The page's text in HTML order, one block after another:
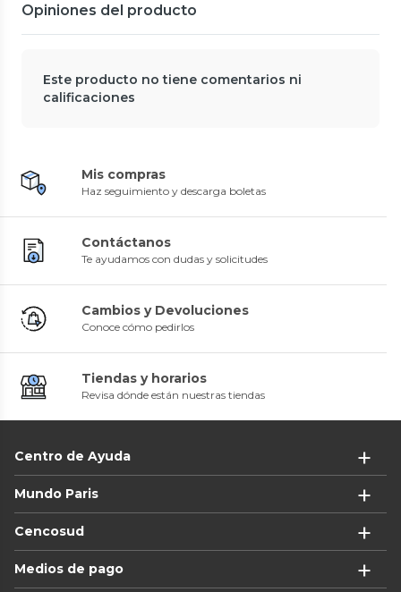
Opiniones del producto
Este producto no tiene comentarios ni
calificaciones
Mis compras
Haz seguimiento y descarga boletas
Contáctanos
Te ayudamos con dudas y solicitudes
Cambios y Devoluciones
Conoce cómo pedirlos
Tiendas y horarios
Revisa dónde están nuestras tiendas
Centro de Ayuda
Mundo Paris
Cencosud
Medios de pago